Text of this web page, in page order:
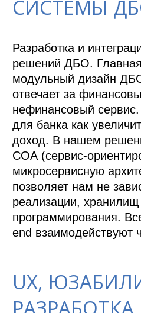
СИСТЕМЫ
Разработка и
решений ДБО.
модульный дизайн
отвечает за
нефинансовый
для банка как
доход. В нашем
СОА (сервис-
микросервисную
позволяет нам не
реализации,
программирования.
end взаимодействуют
UX,